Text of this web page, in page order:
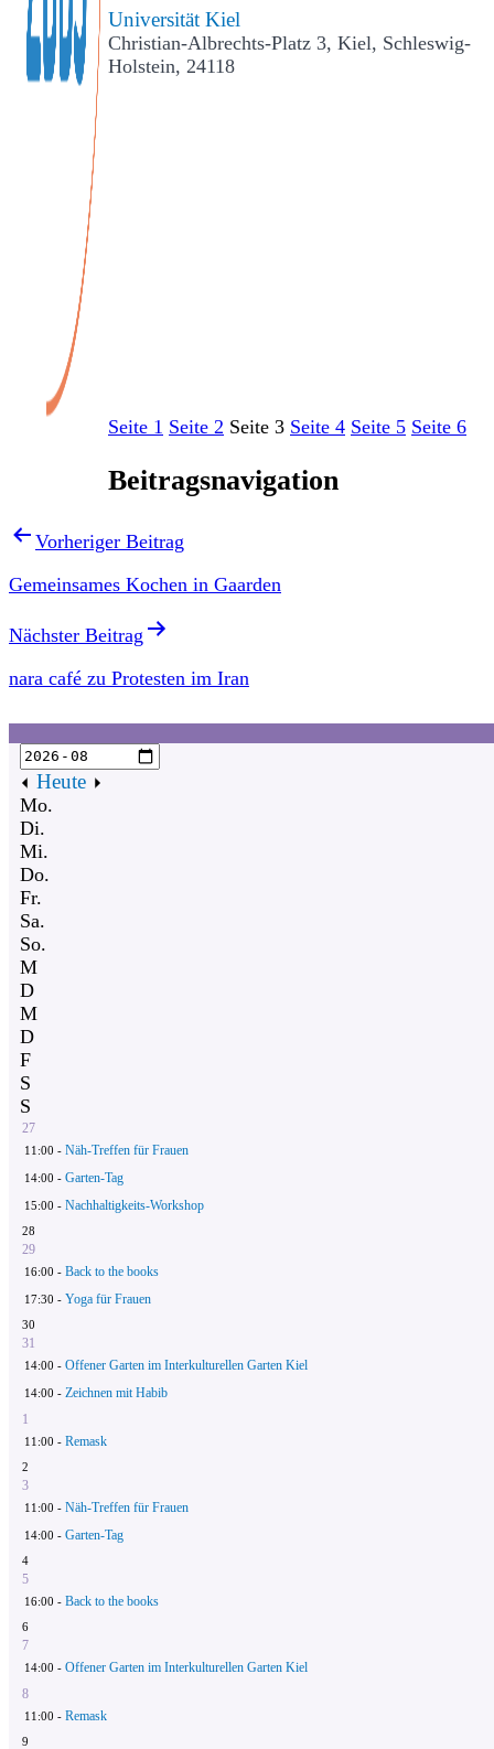
Universität Kiel
Christian-Albrechts-Platz 3, Kiel, Schleswig-
Holstein, 24118
Seite 1 Seite 2 Seite 3 Seite 4 Seite 5 Seite 6
Beitragsnavigation
Vorheriger Beitrag
Gemeinsames Kochen in Gaarden
Nächster Beitrag
nara café zu Protesten im Iran
Heute
Mo.
Di.
Mi.
Do.
Fr.
Sa.
So.
M
D
M
D
F
S
S
27
11:00 - Näh-Treffen für Frauen
14:00 - Garten-Tag
15:00 - Nachhaltigkeits-Workshop
28
29
16:00 - Back to the books
17:30 - Yoga für Frauen
30
31
14:00 - Offener Garten im Interkulturellen Garten Kiel
14:00 - Zeichnen mit Habib
1
11:00 - Remask
2
3
11:00 - Näh-Treffen für Frauen
14:00 - Garten-Tag
4
5
16:00 - Back to the books
6
7
14:00 - Offener Garten im Interkulturellen Garten Kiel
8
11:00 - Remask
9